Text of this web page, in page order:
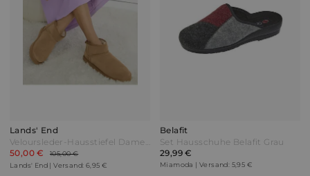
Lands' End
Veloursleder-Hausstiefel Damen Braun by Lands' End
50,00 €
105,00 €
Lands' End | Versand: 6,95 €
Belafit
Set Hausschuhe Belafit Grau
29,99 €
Miamoda | Versand: 5,95 €